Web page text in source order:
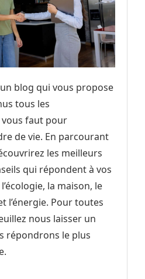
blog qui vous propose
tous les
vous faut pour
de vie. En parcourant
les meilleurs
qui répondent à vos
la maison, le
l’énergie. Pour toutes
nous laisser un
répondrons le plus